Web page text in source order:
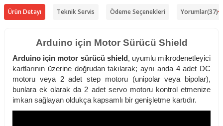
Ürün Detayı Teknik Servis Ödeme Seçenekleri Yorumlar(37)
Arduino için Motor Sürücü Shield
Arduino için motor sürücü shield , uyumlu mikrodenetleyici
kartlarının üzerine doğrudan takılarak; aynı anda 4 adet DC
motoru veya 2 adet step motoru (unipolar veya bipolar),
bunlara ek olarak da 2 adet servo motoru kontrol etmenize
imkan sağlayan oldukça kapsamlı bir genişletme kartıdır.